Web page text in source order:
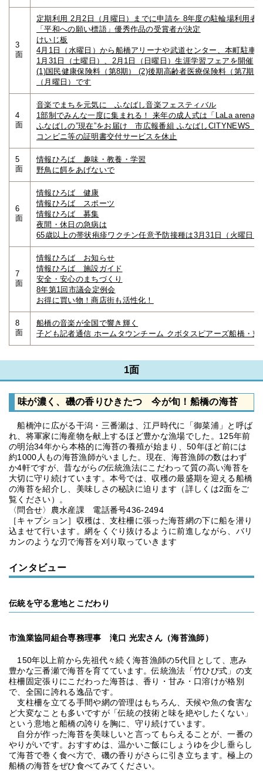
3
面
定期利用 2月2日（月曜日）までに申請を 8年度の駐輪場利用者
「平和への願い標語」優秀作品の受賞者が決定
けいじ板
4月1日（水曜日）から船橋アリーナや武道センター、本町駐車
1月31日（土曜日）、2月1日（日曜日）生涯学習フェアを開催
(1)国民健康保険料（第8期） (2)後期高齢者医療保険料（第7期
（月曜日）です
4
面
音楽でまちを元気に ふなばし音楽フェスティバル
1部制でみんな一度に集まれる！ 来年の成人式は「LaLa arena
ふなばしの”現在”をお届け 市広報番組 ふなばしCITYNEWS
コンビニ等の証明書交付サービスを休止
5
面
情報ひろば 趣味・教養・学習
野鳥に餌をあげないで
6
面
情報ひろば 健康
情報ひろば スポーツ
情報ひろば 募集
夜間・休日の急病は
65歳以上の帯状疱疹ワクチン任意予防接種は3月31日（火曜日
7
面
情報ひろば お知らせ
情報ひろば 施設ガイド
安全・安心のまちづくり
8年第1回市議会定例会
お得に買い物！商店街も活性化！
8
面
船橋の音楽が全国で響き輝く
子ども記者通信 ホームタウンチーム クボタスピアーズ船橋・東
1面
味が濃く、磯の香りひきたつ 今が旬！船橋の海苔
船橋沖に広がる干潟・三番瀬は、江戸時代に「御菜浦」と呼ば
れ、将軍家に海産物を献上するほど豊かな漁場でした。125年前
の明治34年から本格的に海苔の養殖が始まり、50年ほど前には
約1000人もの海苔漁師がいました。現在、海苔漁師の数はわず
か4軒ですが、昔ながらの伝統漁法にこだわって質の高い海苔を
大切に守り続けています。本号では、収穫の最盛期を迎える船橋
の海苔を紹介し、美味しさの秘訣に迫ります（詳しくは2面をご
覧ください）。
〈問合せ〉農水産課 電話番号436-2494
［キャプション］収穫は、支柱柵に張った海苔網の下に船を潜り
込ませて行います。網をくぐり抜けるように前進しながら、バリ
カンのような刃で海苔を刈り取っていきます
インタビュー
伝統を守る意地とこだわり
市漁業協同組合専務理事 滝口 光宏さん（海苔漁師）
150年以上前から先祖代々続く海苔漁師の5代目として、恵み
豊かな三番瀬で海苔を育てています。伝統漁法「竹ひび式」の支
柱柵固定張りにこだわった海苔は、香り・甘み・口溶けが格別
で、全国に誇れる逸品です。
支柱柵を立てる手間や網の管理はもちろん、天候や魚の食害な
ど大変なことも多いですが「伝統の技術と味を絶やしたくない」
という意地と船橋の誇りを胸に、守り続けています。
自分が作った海苔を美味しいと言ってもらえることが、一番の
やりがいです。おすすめは、温かいご飯にしょうゆを少し垂らし
て海苔で巻く食べ方で、磯の香りがさらに引き立ちます。極上の
船橋の海苔をぜひ食べてみてください。